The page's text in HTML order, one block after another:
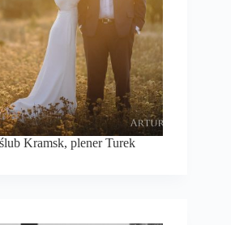
Kramsk, plener Turek